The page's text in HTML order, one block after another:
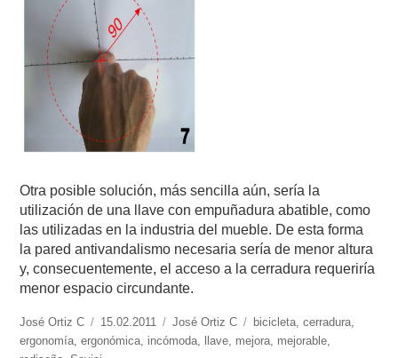
Otra posible solución, más sencilla aún, sería la
utilización de una llave con empuñadura abatible, como
las utilizadas en la industria del mueble. De esta forma
la pared antivandalismo necesaria sería de menor altura
y, consecuentemente, el acceso a la cerradura requeriría
menor espacio circundante.
https://www.experimenta.es/author/José%20Ortiz%20C/
José Ortiz C
Publicado
el
15.02.2011 Categorías
José Ortiz C Etiquetas
bicicleta ,cerradura
ergonomía ,ergonómica incómoda llave mejora mejorable